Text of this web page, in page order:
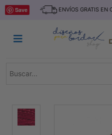
Saltar
ENVÍOS GRATIS EN
INICIO
TEJIDO
TELAS
Save